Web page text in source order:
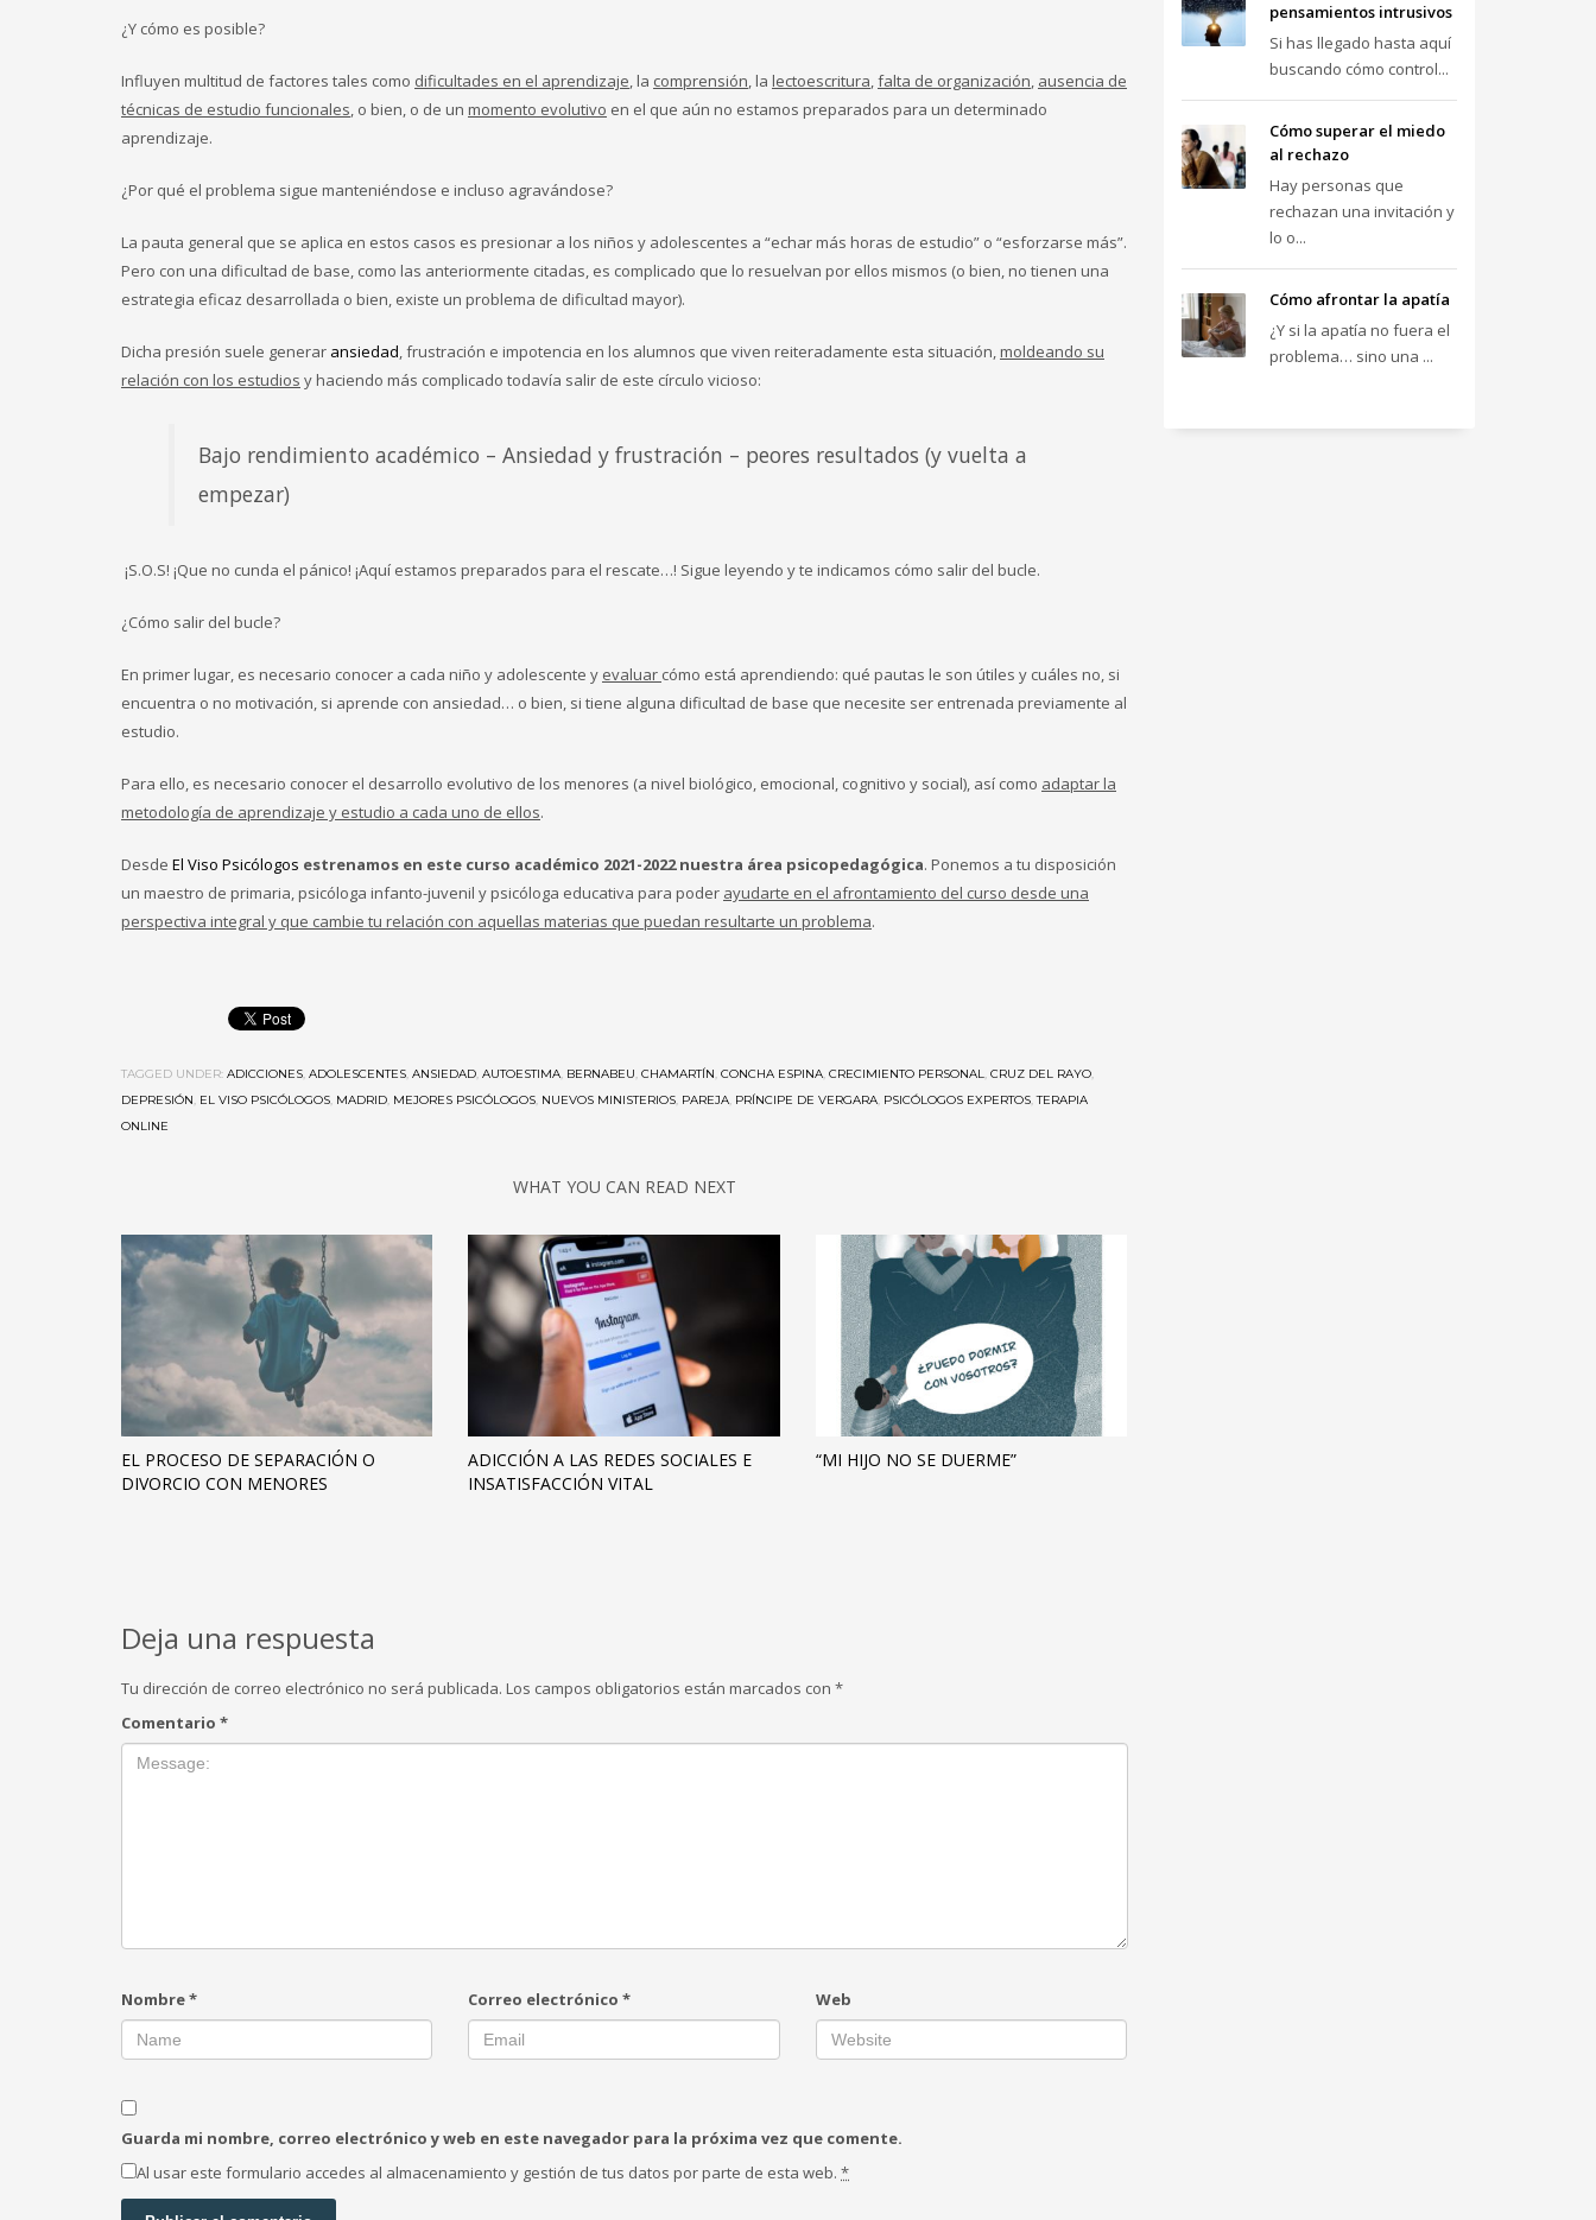
¿Y cómo es posible?
Influyen multitud de factores tales como dificultades en el aprendizaje, la comprensión, la lectoescritura,falta de organización, ausencia de
técnicas de estudio funcionales, o bien, o de un momento evolutivo en el que aún no estamos preparados para un determinado
aprendizaje.
¿Por qué el problema sigue manteniéndose e incluso agravándose?
La pauta general que se aplica en estos casos es presionar a los niños y adolescentes a “echar más horas de estudio” o “esforzarse más”.
Pero con una dificultad de base, como las anteriormente citadas, es complicado que lo resuelvan por ellos mismos (o bien, no tienen una
estrategia eficaz desarrollada o bien, existe un problema de dificultad mayor).
Dicha presión suele generar ansiedad, frustración e impotencia en los alumnos que viven reiteradamente esta situación,moldeando su
relación con los estudios y haciendo más complicado todavía salir de este círculo vicioso:
Bajo rendimiento académico – Ansiedad y frustración – peores resultados (y vuelta a
empezar)
¡S.O.S! ¡Que no cunda el pánico! ¡Aquí estamos preparados para el rescate…! Sigue leyendo y te indicamos cómo salir del bucle.
¿Cómo salir del bucle?
En primer lugar, es necesario conocer a cada niño y adolescente y evaluar cómo está aprendiendo: qué pautas le son útiles y cuáles no, si
encuentra o no motivación, si aprende con ansiedad… o bien, si tiene alguna dificultad de base que necesite ser entrenada previamente al
estudio.
Para ello, es necesario conocer el desarrollo evolutivo de los menores (a nivel biológico, emocional, cognitivo y social), así como adaptar la
metodología de aprendizaje y estudio a cada uno de ellos.
Desde El Viso Psicólogos estrenamos en este curso académico 2021-2022 nuestra área psicopedagógica. Ponemos a tu disposición
un maestro de primaria, psicóloga infanto-juvenil y psicóloga educativa para poder ayudarte en el afrontamiento del curso desde una
perspectiva integral y que cambie tu relación con aquellas materias que puedan resultarte un problema.
TAGGED UNDER: ADICCIONES, ADOLESCENTES, ANSIEDAD, AUTOESTIMA, BERNABEU, CHAMARTÍN, CONCHA ESPINA, CRECIMIENTO PERSONAL, CRUZ DEL RAYO,
DEPRESIÓN, EL VISO PSICÓLOGOS, MADRID, MEJORES PSICÓLOGOS, NUEVOS MINISTERIOS, PAREJA, PRÍNCIPE DE VERGARA, PSICÓLOGOS EXPERTOS,TERAPIA
ONLINE
WHAT YOU CAN READ NEXT
EL PROCESO DE SEPARACIÓN O
DIVORCIO CON MENORES
ADICCIÓN A LAS REDES SOCIALES E
INSATISFACCIÓN VITAL
“MI HIJO NO SE DUERME”
Deja una respuesta
Tu dirección de correo electrónico no será publicada. Los campos obligatorios están marcados con *
Comentario *
Nombre* Correo electrónico* Web
Guarda mi nombre, correo electrónico y web en este navegador para la próxima vez que comente.
Al usar este formulario accedes al almacenamiento y gestión de tus datos por parte de esta web. *
pensamientos intrusivos
Si has llegado hasta aquí
buscando cómo control...
Cómo superar el miedo
al rechazo
Hay personas que
rechazan una invitación y
lo o...
Cómo afrontar la apatía
¿Y si la apatía no fuera el
problema… sino una ...